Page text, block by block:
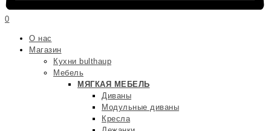
0
О нас
Магазин
Кухни bulthaup
Мебель
МЯГКАЯ МЕБЕЛЬ
Диваны
Модульные диваны
Кресла